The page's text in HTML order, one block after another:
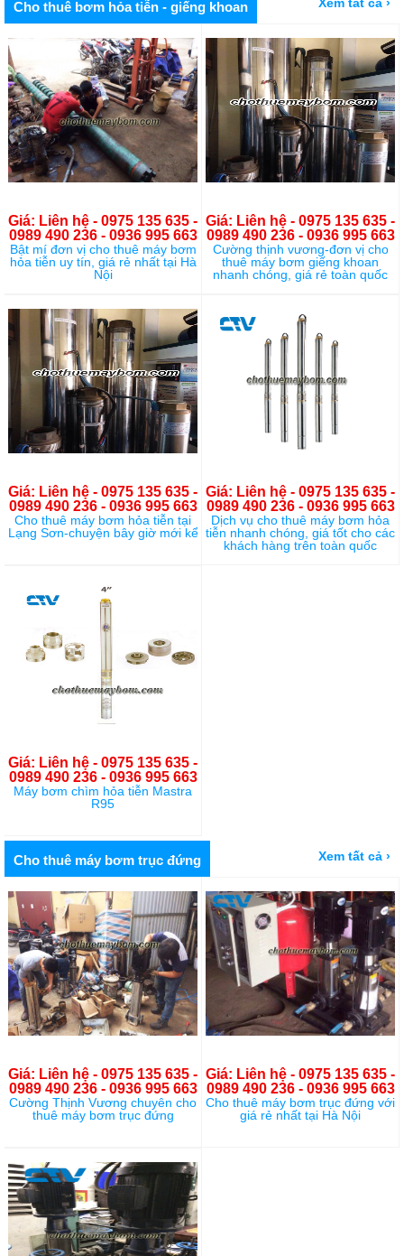
Cho thuê bơm hỏa tiễn - giếng khoan
Giá: Liên hệ - 0975 135 635 -
0989 490 236 - 0936 995 663
Bật mí đơn vị cho thuê máy bơm
hỏa tiễn uy tín, giá rẻ nhất tại Hà
Nội
Giá: Liên hệ - 0975 135 635 -
0989 490 236 - 0936 995 663
Cường thịnh vương-đơn vị cho
thuê máy bơm giếng khoan
nhanh chóng, giá rẻ toàn quốc
Giá: Liên hệ - 0975 135 635 -
0989 490 236 - 0936 995 663
Cho thuê máy bơm hỏa tiễn tại
Lạng Sơn-chuyện bây giờ mới kể
Giá: Liên hệ - 0975 135 635 -
0989 490 236 - 0936 995 663
Dịch vụ cho thuê máy bơm hỏa
tiễn nhanh chóng, giá tốt cho các
khách hàng trên toàn quốc
Giá: Liên hệ - 0975 135 635 -
0989 490 236 - 0936 995 663
Máy bơm chìm hỏa tiễn Mastra
R95
Cho thuê máy bơm trục đứng Xem tất cả ›
Giá: Liên hệ - 0975 135 635 -
0989 490 236 - 0936 995 663
Cường Thịnh Vương chuyên cho
thuê máy bơm trục đứng
Giá: Liên hệ - 0975 135 635 -
0989 490 236 - 0936 995 663
Cho thuê máy bơm trục đứng với
giá rẻ nhất tại Hà Nội